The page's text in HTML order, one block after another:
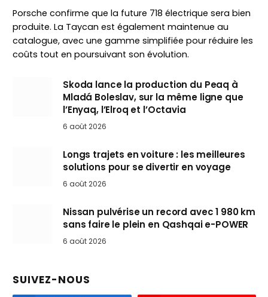
Porsche confirme que la future 718 électrique sera bien
produite. La Taycan est également maintenue au
catalogue, avec une gamme simplifiée pour réduire les
coûts tout en poursuivant son évolution.
Skoda lance la production du Peaq à
Mladá Boleslav, sur la même ligne que
l’Enyaq, l’Elroq et l’Octavia
6 août 2026
Longs trajets en voiture : les meilleures
solutions pour se divertir en voyage
6 août 2026
Nissan pulvérise un record avec 1 980 km
sans faire le plein en Qashqai e-POWER
6 août 2026
SUIVEZ-NOUS